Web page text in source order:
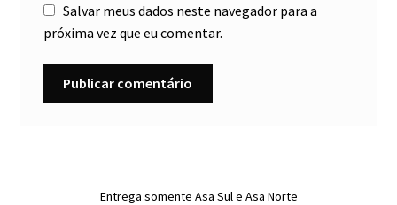
Salvar meus dados neste navegador para a
próxima vez que eu comentar.
Entrega somente Asa Sul e Asa Norte